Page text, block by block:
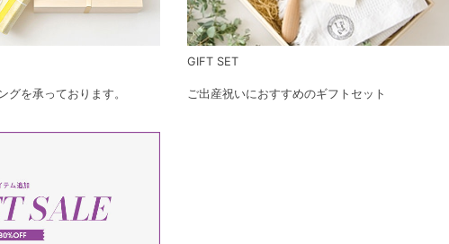
グを承っております。
GIFT SET
ご出産祝いにおすすめのギフトセット